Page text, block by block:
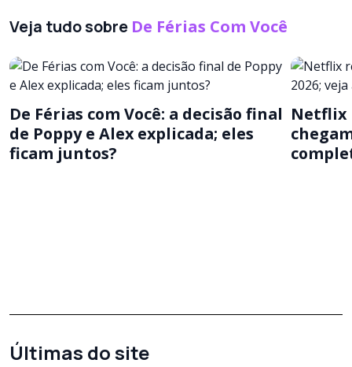
Veja tudo sobre De Férias Com Você
De Férias com Você: a decisão final
de Poppy e Alex explicada; eles
ficam juntos?
Netflix
Últimas do site